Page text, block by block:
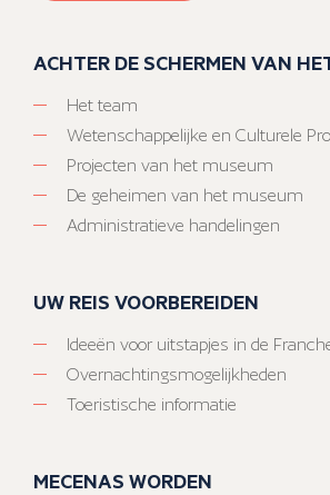
ACHTER DE SCHERMEN VAN
Het team
Wetenschappelijke en Culturele
Projecten van het museum
De geheimen van het museum
Administratieve handelingen
UW REIS VOORBEREIDEN
Ideeën voor uitstapjes in de
Overnachtingsmogelijkheden
Toeristische informatie
MECENAS WORDEN